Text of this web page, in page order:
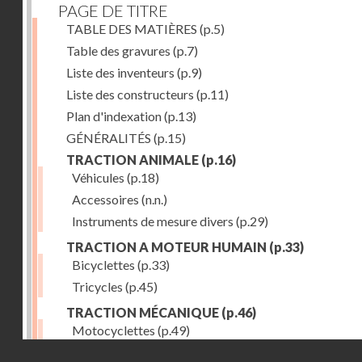
PAGE DE TITRE
TABLE DES MATIÈRES (p.5)
Table des gravures (p.7)
Liste des inventeurs (p.9)
Liste des constructeurs (p.11)
Plan d'indexation(p.13)
GÉNÉRALITÉS (p.15)
TRACTION ANIMALE (p.16)
Véhicules (p.18)
Accessoires (n.n.)
Instruments de mesure divers (p.29)
TRACTION A MOTEUR HUMAIN (p.33)
Bicyclettes (p.33)
Tricycles (p.45)
TRACTION MÉCANIQUE (p.46)
Motocyclettes (p.49)